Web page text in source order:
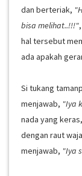
dan berteriak,
bisa melihat..!!!"
hal tersebut
ada apakah
Si tukang
menjawab, "Iya
nada yang keras,
dengan raut
menjawab, "Iya